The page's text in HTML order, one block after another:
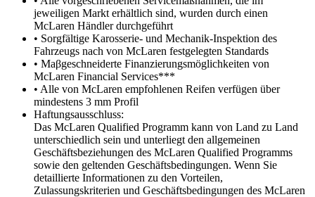
jeweiligen Markt erhältlich sind, wurden durch einen
McLaren Händler durchgeführt
• Sorgfältige Karosserie- und Mechanik-Inspektion des
Fahrzeugs nach von McLaren festgelegten Standards
• Maβgeschneiderte Finanzierungsmöglichkeiten von
McLaren Financial Services***
• Alle von McLaren empfohlenen Reifen verfügen über
mindestens 3 mm Profil
Haftungsausschluss:
Das McLaren Qualified Programm kann von Land zu Land
unterschiedlich sein und unterliegt den allgemeinen
Geschäftsbeziehungen des McLaren Qualified Programms
sowie den geltenden Geschäftsbedingungen. Wenn Sie
detaillierte Informationen zu den Vorteilen,
Zulassungskriterien und Geschäftsbedingungen des McLaren